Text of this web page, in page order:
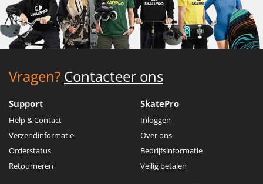
Vragen? Contacteer ons
Support
Help & Contact
Verzendinformatie
Orderstatus
Retourneren
SkatePro
Inloggen
Over ons
Bedrijfsinformatie
Veilig betalen